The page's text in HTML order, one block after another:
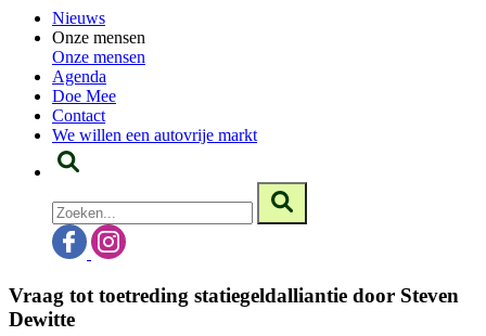
Nieuws
Onze mensen
Onze mensen
Agenda
Doe Mee
Contact
We willen een autovrije markt
Vraag tot toetreding statiegeldalliantie door Steven
Dewitte